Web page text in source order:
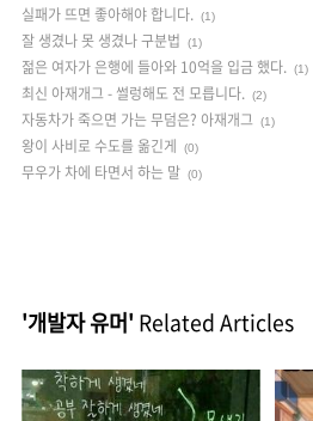
실패가 뜨면 좋아해야 합니다. (1)
잘 생겼나 못 생겼나 구분법 (1)
젊은 여자가 은행에 들아와 10억을 입금 했다. (1)
최신 아재개그 - 썰렁해도 전 모릅니다. (2)
자동차가 죽으면 가는 무덤은? 아재개그 (1)
왕이 사비로 수도를 옮긴게 (0)
무우가 차에 타면서 하는 말 (0)
'개발자 유머' Related Articles